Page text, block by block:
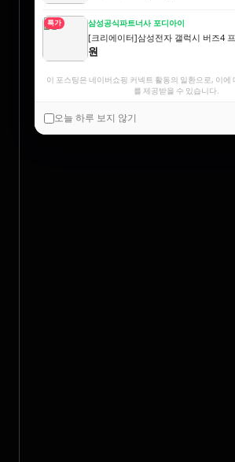
특가 삼성공식파트너사 포디아이
[크리에이터]삼성전자 갤럭시 버즈4
원
이 포스팅은 네이버쇼핑 커넥트 활동의 일환으로, 이에
를 제공받을 수 있습니다.
오늘 하루 보지 않기